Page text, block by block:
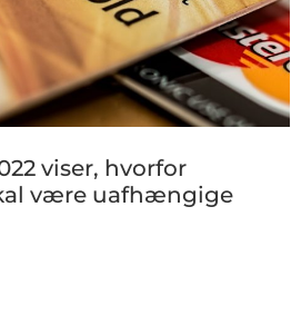
viser, hvorfor
være uafhængige